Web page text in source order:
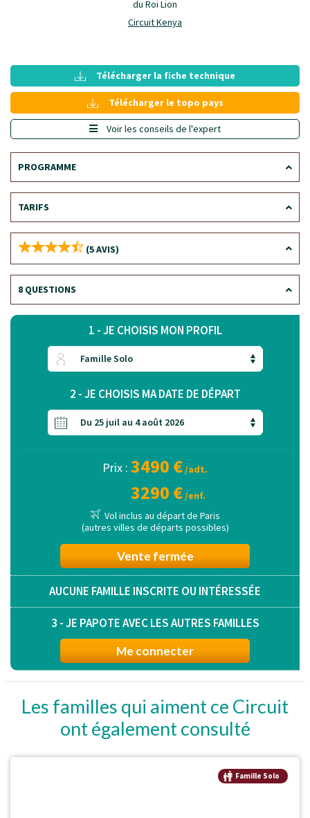
Circuit Kenya
Télécharger la fiche technique
Télécharger le topo pays
Voir les conseils de l'expert
PROGRAMME
TARIFS
(5 AVIS)
8 QUESTIONS
1 - JE CHOISIS MON PROFIL
2 - JE CHOISIS MA DATE DE DÉPART
Prix :3490 € /adt.
3290 € /enf.
Vol inclus au départ de Paris
(autres villes de départs possibles)
Vente fermée
AUCUNE FAMILLE INSCRITE OU INTÉRESSÉE
3 - JE PAPOTE AVEC LES AUTRES FAMILLES
Me connecter
Les familles qui aiment ce Circuit
ont également consulté
Famille Solo